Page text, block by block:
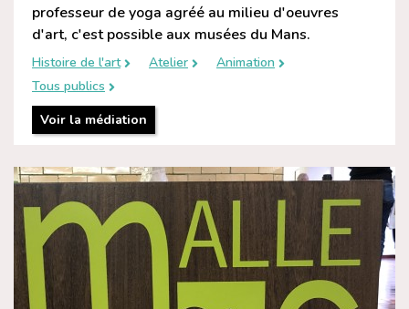
professeur de yoga agréé au milieu d'oeuvres
d'art, c'est possible aux musées du Mans.
Histoire de l'art Atelier
Animation
Tous publics
Voir la médiation